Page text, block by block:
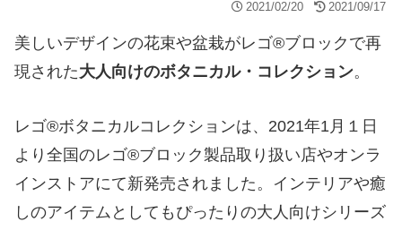
2021/02/20 2021/09/17
美しいデザインの花束や盆栽がレゴ®ブロックで再
現された大人向けのボタニカル・コレクション。
レゴ®ボタニカルコレクションは、2021年1月１日
より全国のレゴ®ブロック製品取り扱い店やオンラ
インストアにて新発売されました。インテリアや癒
しのアイテムとしてもぴったりの大人向けシリーズ